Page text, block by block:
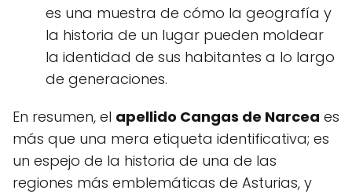
es una muestra de cómo la geografía y
la historia de un lugar pueden moldear
la identidad de sus habitantes a lo largo
de generaciones.
En resumen, el apellido Cangas de Narcea es
más que una mera etiqueta identificativa; es
un espejo de la historia de una de las
regiones más emblemáticas de Asturias, y